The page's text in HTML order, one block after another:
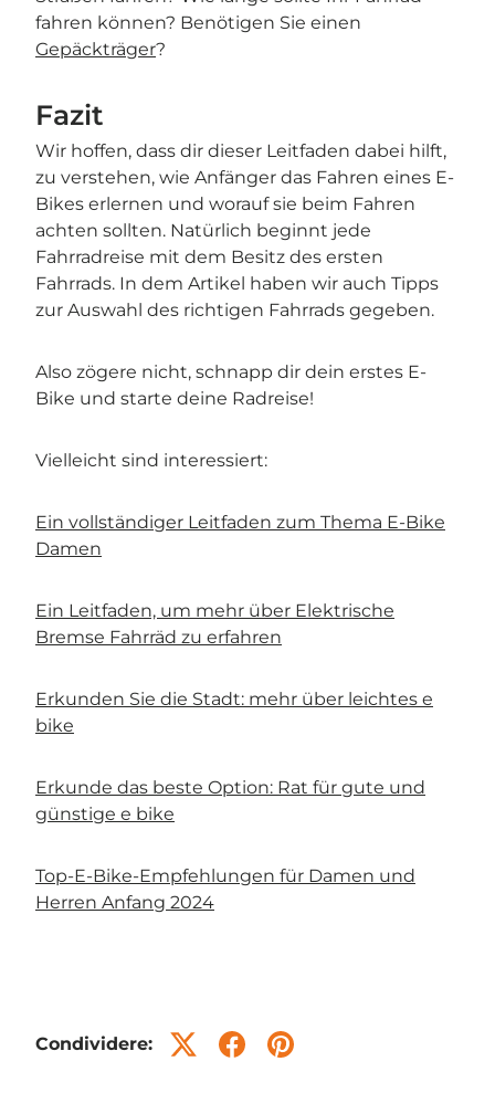
fahren können? Benötigen Sie einen
Gepäckträger?
Fazit
Wir hoffen, dass dir dieser Leitfaden dabei hilft,
zu verstehen, wie Anfänger das Fahren eines E-
Bikes erlernen und worauf sie beim Fahren
achten sollten. Natürlich beginnt jede
Fahrradreise mit dem Besitz des ersten
Fahrrads. In dem Artikel haben wir auch Tipps
zur Auswahl des richtigen Fahrrads gegeben.
Also zögere nicht, schnapp dir dein erstes E-
Bike und starte deine Radreise!
Vielleicht sind interessiert:
Ein vollständiger Leitfaden zum Thema E-Bike
Damen
Ein Leitfaden, um mehr über Elektrische
Bremse Fahrräd zu erfahren
Erkunden Sie die Stadt: mehr über leichtes e
bike
Erkunde das beste Option: Rat für gute und
günstige e bike
Top-E-Bike-Empfehlungen für Damen und
Herren Anfang 2024
Condividere: